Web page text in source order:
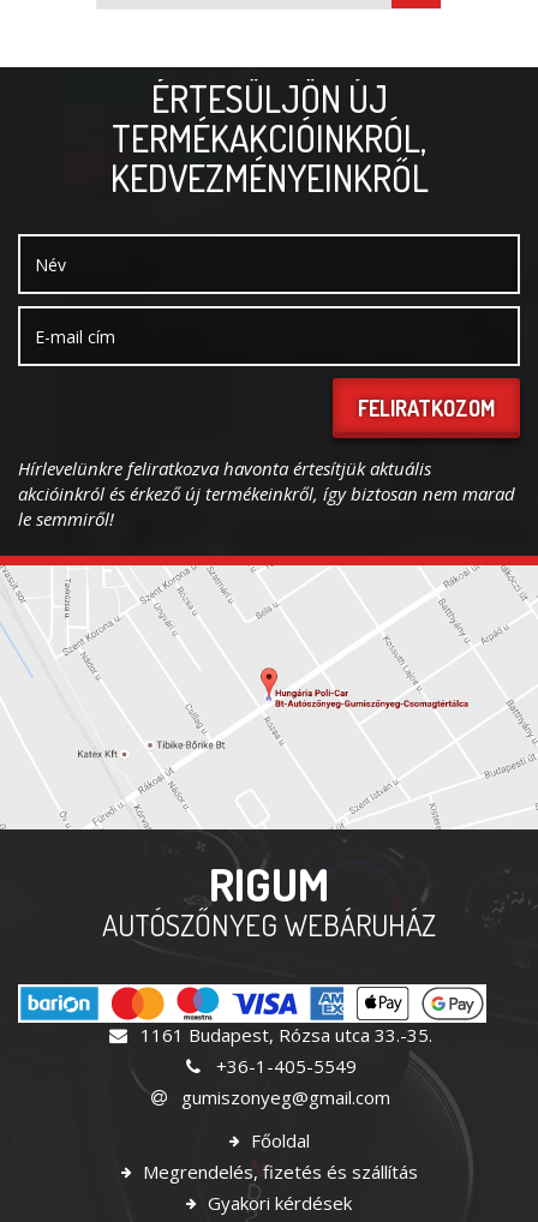
ÉRTESÜLJÖN ÚJ
TERMÉKAKCIÓINKRÓL,
KEDVEZMÉNYEINKRŐL
FELIRATKOZOM
Hírlevelünkre feliratkozva havonta értesítjük aktuális
akcióinkról és érkező új termékeinkről, így biztosan nem marad
le semmiről!
RIGUM
AUTÓSZŐNYEG WEBÁRUHÁZ
1161 Budapest, Rózsa utca 33.-35.
+36-1-405-5549
gumiszonyeg@gmail.com
Főoldal
Megrendelés, fizetés és szállítás
Gyakori kérdések